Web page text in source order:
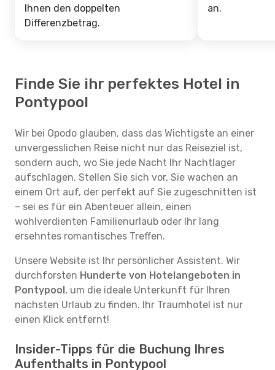
Ihnen den doppelten
Differenzbetrag.
an.
Finde Sie ihr perfektes Hotel in
Pontypool
Wir bei Opodo glauben, dass das Wichtigste an einer
unvergesslichen Reise nicht nur das Reiseziel ist,
sondern auch, wo Sie jede Nacht Ihr Nachtlager
aufschlagen. Stellen Sie sich vor, Sie wachen an
einem Ort auf, der perfekt auf Sie zugeschnitten ist
– sei es für ein Abenteuer allein, einen
wohlverdienten Familienurlaub oder Ihr lang
ersehntes romantisches Treffen.
Unsere Website ist Ihr persönlicher Assistent. Wir
durchforsten Hunderte von Hotelangeboten in
Pontypool, um die ideale Unterkunft für Ihren
nächsten Urlaub zu finden. Ihr Traumhotel ist nur
einen Klick entfernt!
Insider-Tipps für die Buchung Ihres
Aufenthalts in Pontypool